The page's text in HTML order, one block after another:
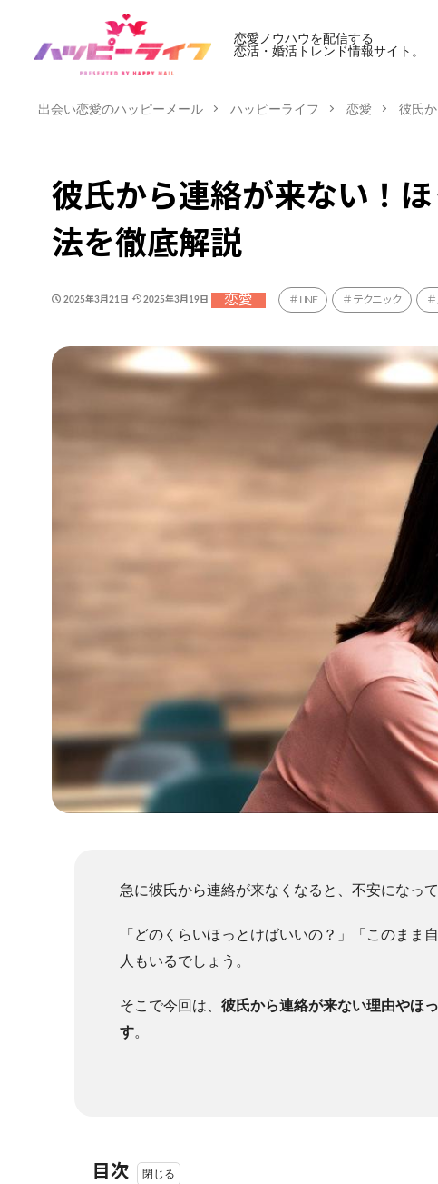
恋愛ノウハウを配信する
恋活・婚活トレンド情報サイト。
出会い恋愛のハッピーメール ハッピーライフ 恋愛 彼氏
彼氏から連絡が来ない！
法を徹底解説
2025年3月21日 2025年3月19日 恋愛 LINE テクニック
急に彼氏から連絡が来なくなると、不安になっ
「どのくらいほっとけばいいの？」「このまま
人もいるでしょう。
そこで今回は、 彼氏から連絡が来ない理由やほ
す。
目次